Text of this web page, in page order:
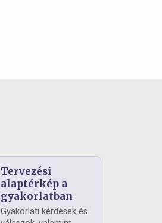
Tervezési
alaptérkép a
gyakorlatban
Gyakorlati kérdések és